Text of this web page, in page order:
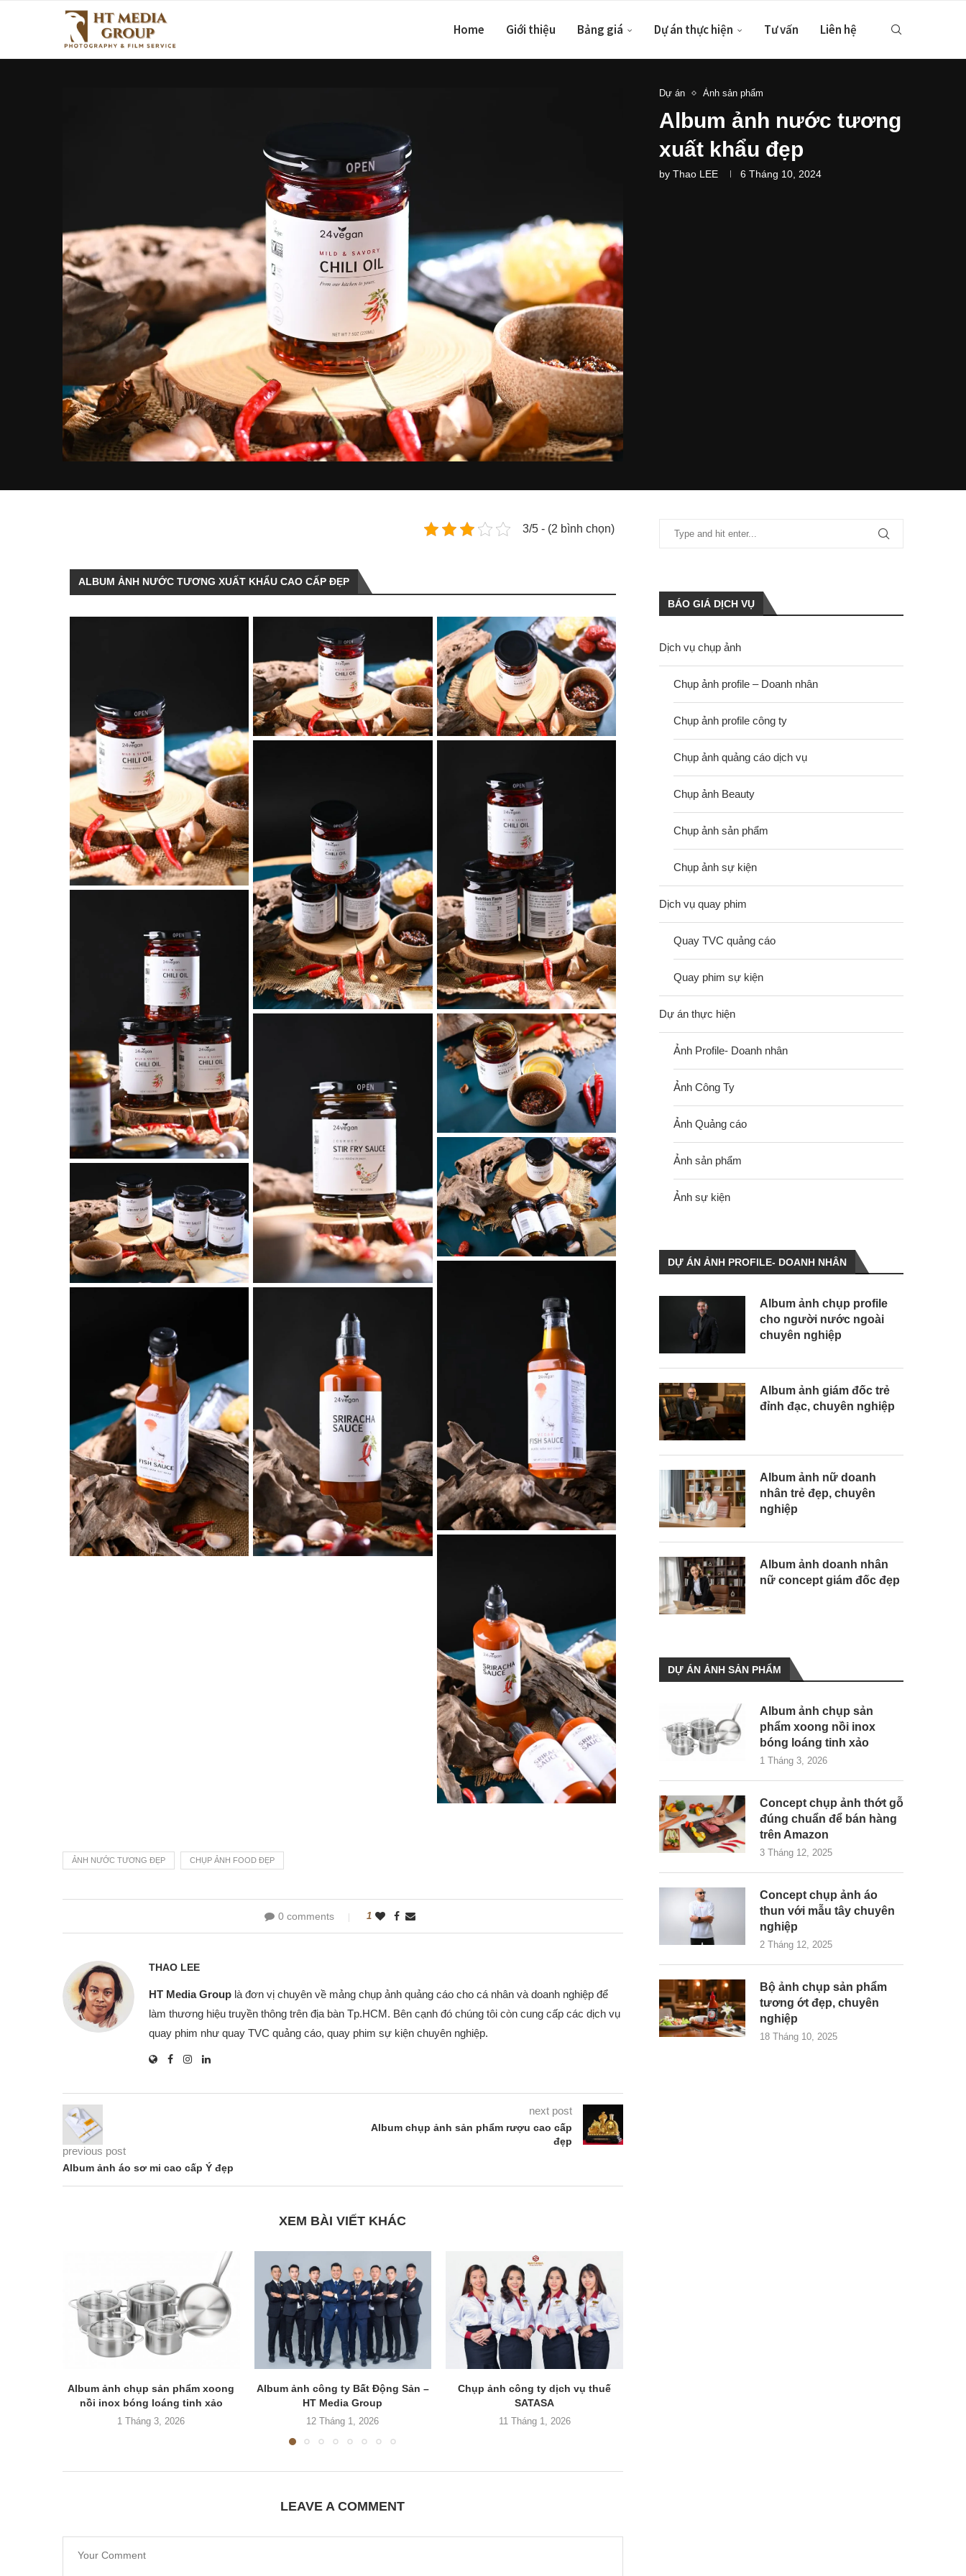
Home Giới thiệu Bảng giá Dự án thực hiện Tư vấn Liên hệ
Dự án Ảnh sản phẩm
Album ảnh nước tương
xuất khẩu đẹp
by Thao LEE 6 Tháng 10, 2024
3/5 - (2 bình chọn)
ALBUM ẢNH NƯỚC TƯƠNG XUẤT KHẨU CAO CẤP ĐẸP
ẢNH NƯỚC TƯƠNG ĐẸP CHỤP ẢNH FOOD ĐẸP
0 comments 1
THAO LEE
HT Media Group là đơn vị chuyên về mảng chụp ảnh quảng cáo cho cá nhân và doanh nghiệp để
làm thương hiệu truyền thông trên địa bàn Tp.HCM. Bên cạnh đó chúng tôi còn cung cấp các dịch vụ
quay phim như quay TVC quảng cáo, quay phim sự kiện chuyên nghiệp.
previous post
Album ảnh áo sơ mi cao cấp Ý đẹp
next post
Album chụp ảnh sản phẩm rượu cao cấp
đẹp
XEM BÀI VIẾT KHÁC
Album ảnh chụp sản phẩm xoong
nồi inox bóng loáng tinh xảo
1 Tháng 3, 2026
Album ảnh công ty Bất Động Sản –
HT Media Group
12 Tháng 1, 2026
Chụp ảnh công ty dịch vụ thuế
SATASA
11 Tháng 1, 2026
LEAVE A COMMENT
BÁO GIÁ DỊCH VỤ
Dịch vụ chụp ảnh
Chụp ảnh profile – Doanh nhân
Chụp ảnh profile công ty
Chụp ảnh quảng cáo dịch vụ
Chụp ảnh Beauty
Chụp ảnh sản phẩm
Chụp ảnh sự kiện
Dịch vụ quay phim
Quay TVC quảng cáo
Quay phim sự kiện
Dự án thực hiện
Ảnh Profile- Doanh nhân
Ảnh Công Ty
Ảnh Quảng cáo
Ảnh sản phẩm
Ảnh sự kiện
DỰ ÁN ẢNH PROFILE- DOANH NHÂN
Album ảnh chụp profile
cho người nước ngoài
chuyên nghiệp
Album ảnh giám đốc trẻ
đỉnh đạc, chuyên nghiệp
Album ảnh nữ doanh
nhân trẻ đẹp, chuyên
nghiệp
Album ảnh doanh nhân
nữ concept giám đốc đẹp
DỰ ÁN ẢNH SẢN PHẨM
Album ảnh chụp sản
phẩm xoong nồi inox
bóng loáng tinh xảo
1 Tháng 3, 2026
Concept chụp ảnh thớt gỗ
đúng chuẩn để bán hàng
trên Amazon
3 Tháng 12, 2025
Concept chụp ảnh áo
thun với mẫu tây chuyên
nghiệp
2 Tháng 12, 2025
Bộ ảnh chụp sản phẩm
tương ớt đẹp, chuyên
nghiệp
18 Tháng 10, 2025